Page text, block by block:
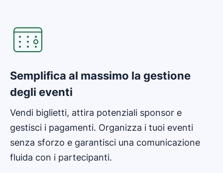
Semplifica al massimo la gestione
degli eventi
Vendi biglietti, attira potenziali sponsor e
gestisci i pagamenti. Organizza i tuoi eventi
senza sforzo e garantisci una comunicazione
fluida con i partecipanti.